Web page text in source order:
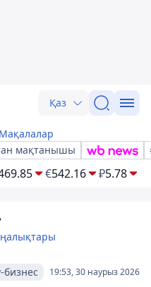
Қаз
Мақалалар
мақтанышы
€542.16 ₽5.78
19:53, 30 наурыз 2026